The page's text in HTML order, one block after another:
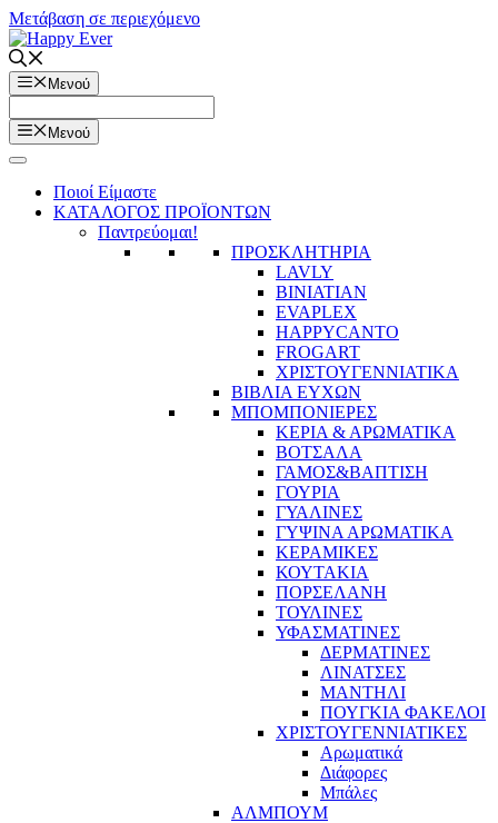
Μετάβαση σε περιεχόμενο
Μενού
Μενού
Ποιοί Είμαστε
ΚΑΤΑΛΟΓΟΣ ΠΡΟΪΟΝΤΩΝ
Παντρεύομαι!
ΠΡΟΣΚΛΗΤΗΡΙΑ
LAVLY
BINIATIAN
EVAPLEX
HAPPYCANTO
FROGART
ΧΡΙΣΤΟΥΓΕΝΝΙΑΤΙΚΑ
ΒΙΒΛΙΑ ΕΥΧΩΝ
ΜΠΟΜΠΟΝΙΕΡΕΣ
ΚΕΡΙΑ & ΑΡΩΜΑΤΙΚΑ
ΒΟΤΣΑΛΑ
ΓΑΜΟΣ&ΒΑΠΤΙΣΗ
ΓΟΥΡΙΑ
ΓΥΑΛΙΝΕΣ
ΓΥΨΙΝΑ ΑΡΩΜΑΤΙΚΑ
ΚΕΡΑΜΙΚΕΣ
ΚΟΥΤΑΚΙΑ
ΠΟΡΣΕΛΑΝΗ
ΤΟΥΛΙΝΕΣ
ΥΦΑΣΜΑΤΙΝΕΣ
ΔΕΡΜΑΤΙΝΕΣ
ΛΙΝΑΤΣΕΣ
ΜΑΝΤΗΛΙ
ΠΟΥΓΚΙΑ ΦΑΚΕΛΟΙ
ΧΡΙΣΤΟΥΓΕΝΝΙΑΤΙΚΕΣ
Αρωματικά
Διάφορες
Μπάλες
ΑΛΜΠΟΥΜ